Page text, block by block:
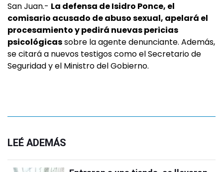
San Juan.- La defensa de Isidro Ponce, el
comisario acusado de abuso sexual, apelará el
procesamiento y pedirá nuevas pericias
psicológicassobre la agente denunciante. Además,
se citará a nuevos testigos como el Secretario de
Seguridad y el Ministro del Gobierno.
LEÉ ADEMÁS